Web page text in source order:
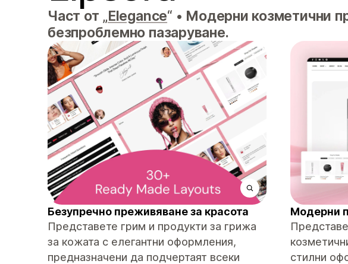
Част от „Elegance“ • Модерни козметични
безпроблемно пазаруване.
Безупречно преживяване за красота
Представете грим и продукти за грижа
за кожата с елегантни оформления,
предназначени да подчертаят всеки
Модерни
стилни